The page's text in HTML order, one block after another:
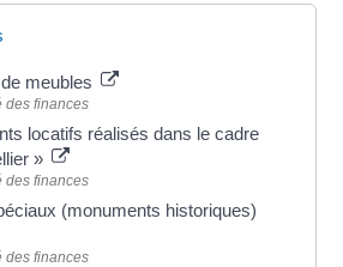
meubles
des finances
locatifs réalisés dans le cadre
»
des finances
(monuments historiques)
des finances